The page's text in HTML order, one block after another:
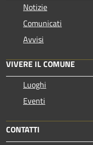
Notizie
Comunicati
Avvisi
VIVERE IL COMUNE
Luoghi
Eventi
CONTATTI